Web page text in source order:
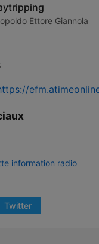
Ettore Giannola
information radio
Twitter